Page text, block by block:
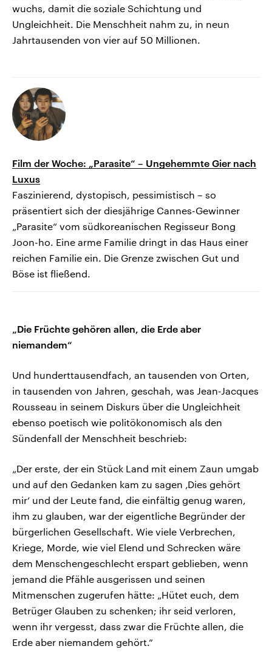
wuchs, damit die soziale Schichtung und
Ungleichheit. Die Menschheit nahm zu, in neun
Jahrtausenden von vier auf 50 Millionen.
Film der Woche: „Parasite“ – Ungehemmte Gier nach
Luxus
Faszinierend, dystopisch, pessimistisch – so
präsentiert sich der diesjährige Cannes-Gewinner
„Parasite“ vom südkoreanischen Regisseur Bong
Joon-ho. Eine arme Familie dringt in das Haus einer
reichen Familie ein. Die Grenze zwischen Gut und
Böse ist fließend.
„Die Früchte gehören allen, die Erde aber
niemandem“
Und hunderttausendfach, an tausenden von Orten,
in tausenden von Jahren, geschah, was Jean‑Jacques
Rousseau in seinem Diskurs über die Ungleichheit
ebenso poetisch wie politökonomisch als den
Sündenfall der Menschheit beschrieb:
„Der erste, der ein Stück Land mit einem Zaun umgab
und auf den Gedanken kam zu sagen ‚Dies gehört
mir‘ und der Leute fand, die einfältig genug waren,
ihm zu glauben, war der eigentliche Begründer der
bürgerlichen Gesellschaft. Wie viele Verbrechen,
Kriege, Morde, wie viel Elend und Schrecken wäre
dem Menschengeschlecht erspart geblieben, wenn
jemand die Pfähle ausgerissen und seinen
Mitmenschen zugerufen hätte: „Hütet euch, dem
Betrüger Glauben zu schenken; ihr seid verloren,
wenn ihr vergesst, dass zwar die Früchte allen, die
Erde aber niemandem gehört.“